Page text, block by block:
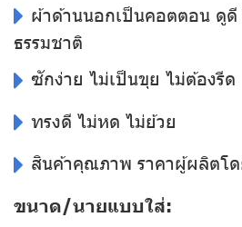
ผ้าด้านนอกเป็นคอตตอน ดู
ธรรมชาติ
ซักง่าย ไม่เป็นขุย ไม่ต้องรีด
ทรงดี ไม่หด ไม่ย้วย
สินค้าคุณภาพ ราคาผู้ผลิตโด
ขนาด/นายแบบใส่: